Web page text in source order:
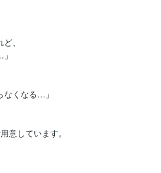
、
なくなる…」
意しています。